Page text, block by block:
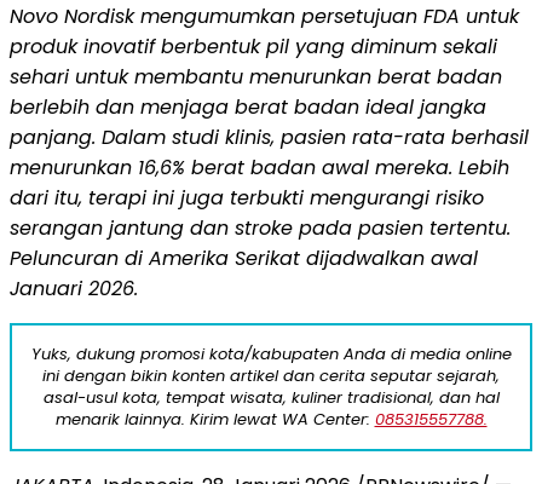
Novo Nordisk mengumumkan persetujuan FDA untuk
produk inovatif berbentuk pil yang diminum sekali
sehari untuk membantu menurunkan berat badan
berlebih dan menjaga berat badan ideal jangka
panjang. Dalam studi klinis, pasien rata-rata berhasil
menurunkan 16,6% berat badan awal mereka. Lebih
dari itu, terapi ini juga terbukti mengurangi risiko
serangan jantung dan stroke pada pasien tertentu.
Peluncuran di Amerika Serikat dijadwalkan awal
Januari 2026.
Yuks, dukung promosi kota/kabupaten Anda di media online
ini dengan bikin konten artikel dan cerita seputar sejarah,
asal-usul kota, tempat wisata, kuliner tradisional, dan hal
menarik lainnya. Kirim lewat WA Center: 085315557788.